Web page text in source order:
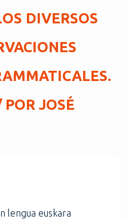
DIVERSOS
JOSÉ
lengua euskara